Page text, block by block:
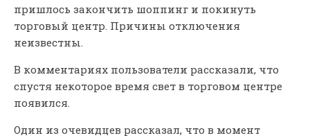
пришлось закончить шоппинг и покинуть
торговый центр. Причины отключения
неизвестны.
В комментариях пользователи рассказали, что
спустя некоторое время свет в торговом центре
появился.
Один из очевидцев рассказал, что в момент